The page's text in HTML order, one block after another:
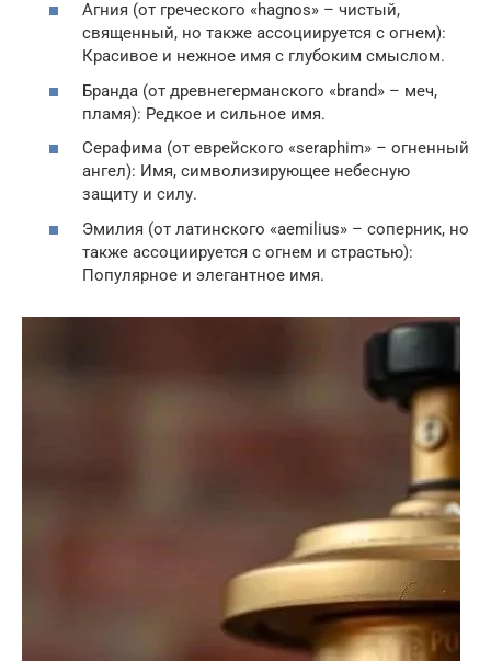
Агния (от греческого «hagnos» – чистый,
священный, но также ассоциируется с огнем):
Красивое и нежное имя с глубоким смыслом.
Бранда (от древнегерманского «brand» – меч,
пламя): Редкое и сильное имя.
Серафима (от еврейского «seraphim» – огненный
ангел): Имя, символизирующее небесную
защиту и силу.
Эмилия (от латинского «aemilius» – соперник, но
также ассоциируется с огнем и страстью):
Популярное и элегантное имя.